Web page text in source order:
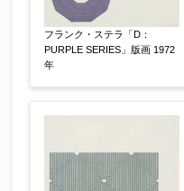
※送信完了後こちら
送信確認メールをお
ールが受信されない
により弊社からのお
合わせください。
フランク・ステラ「D：
PURPLE SERIES」版画 1972
年